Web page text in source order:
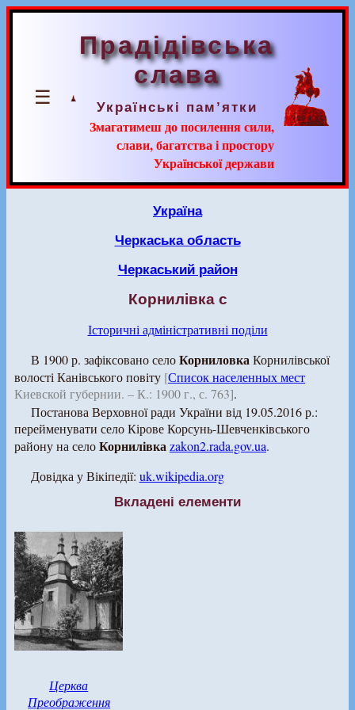
☰
Прадідівська
слава
Українські пам’ятки
Змагатимеш до посилення сили,
слави, багатства і простору
Української держави
Україна
Черкаська область
Черкаський район
Корнилівка с
Історичні адміністративні поділи
В 1900 р. зафіксовано селоКорниловка Корнилівської
волості Канівського повіту [Список населенных мест
Киевской губернии. – К.: 1900 г., с. 763].
Постанова Верховної ради України від 19.05.2016 р.:
перейменувати село Кірове Корсунь-Шевченківського
району на селоКорнилівкаzakon2.rada.gov.ua.
Довідка у Вікіпедії: uk.wikipedia.org
Вкладені елементи
Церква
Преображення